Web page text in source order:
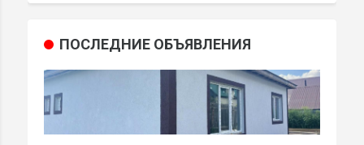
ПОСЛЕДНИЕ ОБЪЯВЛЕНИЯ